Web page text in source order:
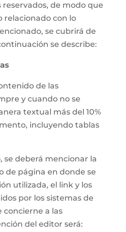
de modo que
relacionado con lo
se cubrirá de
se describe:
de las
y cuando no se
textual más del 10%
incluyendo tablas
se deberá mencionar la
de página en donde se
utilizada, el link y los
por los sistemas de
concierne a las
del editor será: